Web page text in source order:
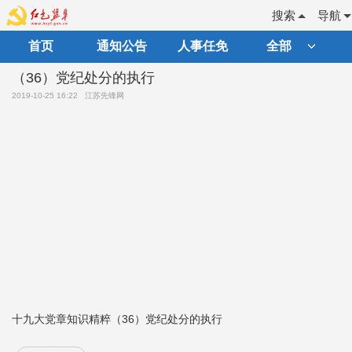
导航
搜索
首页 通知公告 人事任免 全部
（36）党纪处分的执行
2019-10-25 16:22 江苏先锋网
十九大党章知识精粹（36）党纪处分的执行